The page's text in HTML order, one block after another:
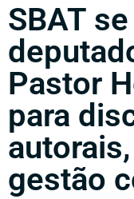
SBAT
Pastor
para
gestão